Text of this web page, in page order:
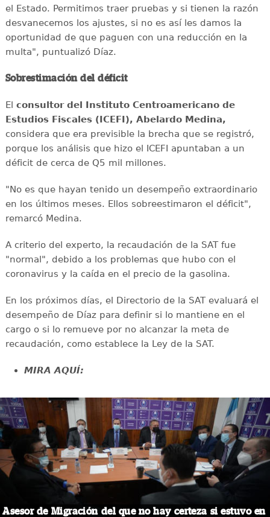
el Estado. Permitimos traer pruebas y si tienen la razón
desvanecemos los ajustes, si no es así les damos la
oportunidad de que paguen con una reducción en la
multa", puntualizó Díaz.
Sobrestimación del déficit
El consultor del Instituto Centroamericano de
Estudios Fiscales (ICEFI), Abelardo Medina,
considera que era previsible la brecha que se registró,
porque los análisis que hizo el ICEFI apuntaban a un
déficit de cerca de Q5 mil millones.
"No es que hayan tenido un desempeño extraordinario
en los últimos meses. Ellos sobreestimaron el déficit",
remarcó Medina.
A criterio del experto, la recaudación de la SAT fue
"normal", debido a los problemas que hubo con el
coronavirus y la caída en el precio de la gasolina.
En los próximos días, el Directorio de la SAT evaluará el
desempeño de Díaz para definir si lo mantiene en el
cargo o si lo remueve por no alcanzar la meta de
recaudación, como establece la Ley de la SAT.
MIRA AQUÍ:
Asesor de Migración del que no hay certeza si estuvo en